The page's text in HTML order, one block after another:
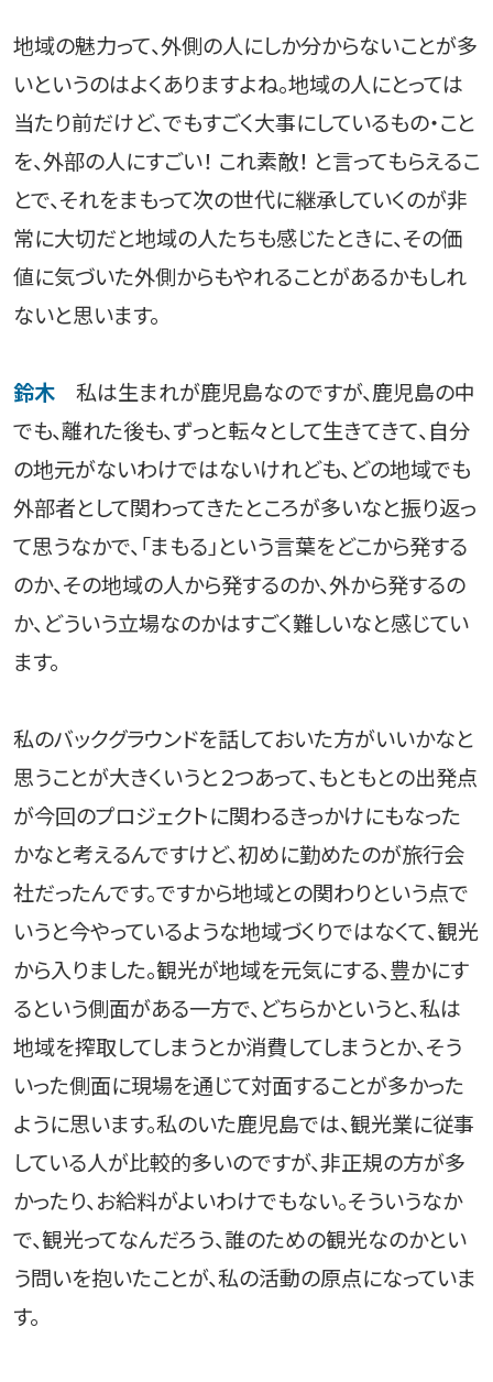
地域の魅力って、外側の人にしか分からないことが多
いというのはよくありますよね。地域の人にとっては
当たり前だけど、でもすごく大事にしているもの・こと
を、外部の人にすごい！ これ素敵！ と言ってもらえるこ
とで、それをまもって次の世代に継承していくのが非
常に大切だと地域の人たちも感じたときに、その価
値に気づいた外側からもやれることがあるかもしれ
ないと思います。
鈴木私は生まれが鹿児島なのですが、鹿児島の中
でも、離れた後も、ずっと転々として生きてきて、自分
の地元がないわけではないけれども、どの地域でも
外部者として関わってきたところが多いなと振り返っ
て思うなかで、「まもる」という言葉をどこから発する
のか、その地域の人から発するのか、外から発するの
か、どういう立場なのかはすごく難しいなと感じてい
ます。
私のバックグラウンドを話しておいた方がいいかなと
思うことが大きくいうと２つあって、もともとの出発点
が今回のプロジェクトに関わるきっかけにもなった
かなと考えるんですけど、初めに勤めたのが旅行会
社だったんです。ですから地域との関わりという点で
いうと今やっているような地域づくりではなくて、観光
から入りました。観光が地域を元気にする、豊かにす
るという側面がある一方で、どちらかというと、私は
地域を搾取してしまうとか消費してしまうとか、そう
いった側面に現場を通じて対面することが多かった
ように思います。私のいた鹿児島では、観光業に従事
している人が比較的多いのですが、非正規の方が多
かったり、お給料がよいわけでもない。そういうなか
で、観光ってなんだろう、誰のための観光なのかとい
う問いを抱いたことが、私の活動の原点になっていま
す。